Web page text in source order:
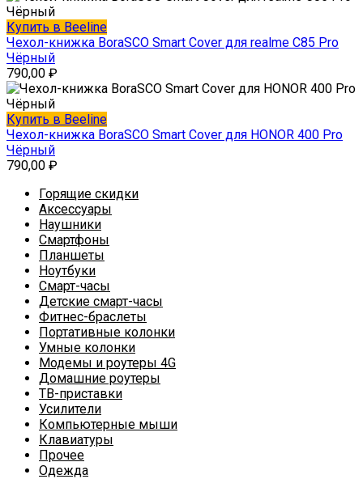
Купить в Beeline
Чехол-книжка BoraSCO Smart Cover для realme C85 Pro
Чёрный
790,00 ₽
Купить в Beeline
Чехол-книжка BoraSCO Smart Cover для HONOR 400 Pro
Чёрный
790,00 ₽
Горящие скидки
Аксессуары
Наушники
Смартфоны
Планшеты
Ноутбуки
Смарт-часы
Детские смарт-часы
Фитнес-браслеты
Портативные колонки
Умные колонки
Модемы и роутеры 4G
Домашние роутеры
ТВ-приставки
Усилители
Компьютерные мыши
Клавиатуры
Прочее
Одежда